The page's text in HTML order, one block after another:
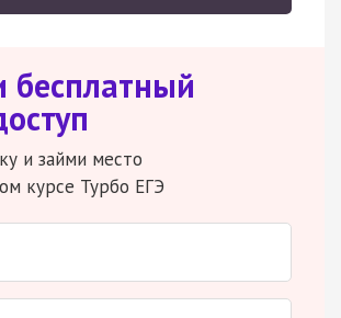
бесплатный
и займи место
курсе Турбо ЕГЭ